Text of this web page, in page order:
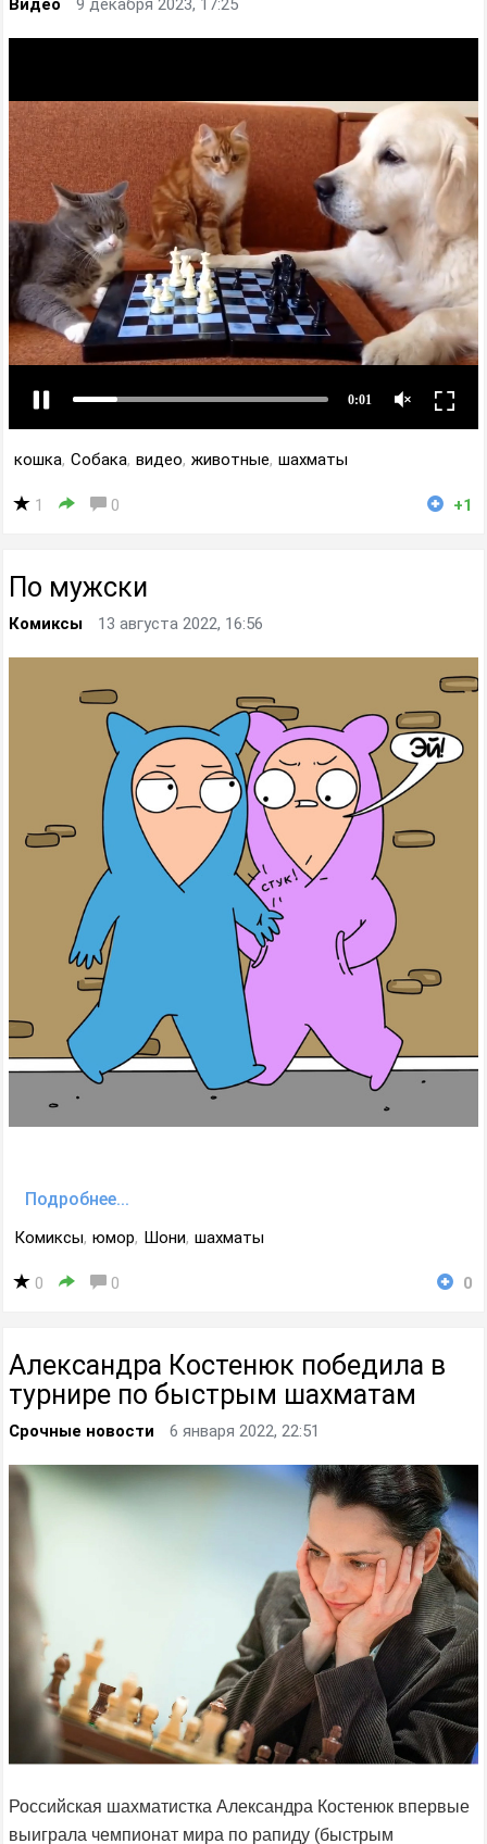
Видео 9 декабря 2023, 17:25
кошка, Собака, видео, животные, шахматы
1 0 +1
По мужски
Комиксы 13 августа 2022, 16:56
Подробнее...
Комиксы, юмор, Шони, шахматы
0 0 0
Александра Костенюк победила в
турнире по быстрым шахматам
Срочные новости 6 января 2022, 22:51
Российская шахматистка Александра Костенюк впервые
выиграла чемпионат мира по рапиду (быстрым